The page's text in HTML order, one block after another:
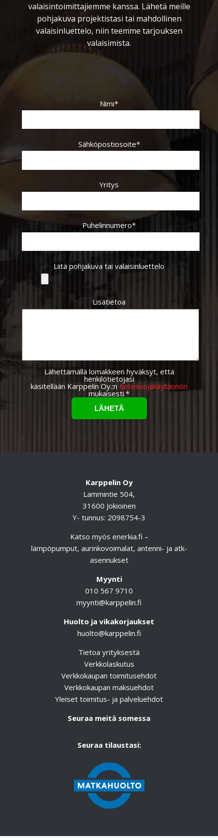
valaisintoimittajiemme kanssa. Lähetä meille
pohjakuva projektistasi tai mahdollinen
valaisinluettelo, niin teemme tarjouksen
valaisimista.
Nimi*
Sähköpostiosoite*
Yritys
Puhelinnumero*
Liitä pohjakuva tai valaisinluettelo
Lisätietoa
Lähettämällä lomakkeen hyväksyt, että
henkilötietojasi
käsitellään Karppelin Oy.:n tietosuojakäytännön
mukaisesti.*
Karppelin Oy
Lammintie 504,
31600 Jokioinen
Y- tunnus: 2098754-3
Katso myös enerkia.fi –
lämpöpumput, aurinkovoimalat, antenni- ja atk-
asennukset
Myynti
010 567 9710
myynti@karppelin.fi
Huolto ja vikakorjaukset
huolto@karppelin.fi
Tietoa yrityksestä
Verkkolaskutus
Verkkokaupan toimitusehdot
Verkkokaupan maksuehdot
Yleiset toimitus- ja palveluehdot
Seuraa meitä somessa
Seuraa tilaustasi: